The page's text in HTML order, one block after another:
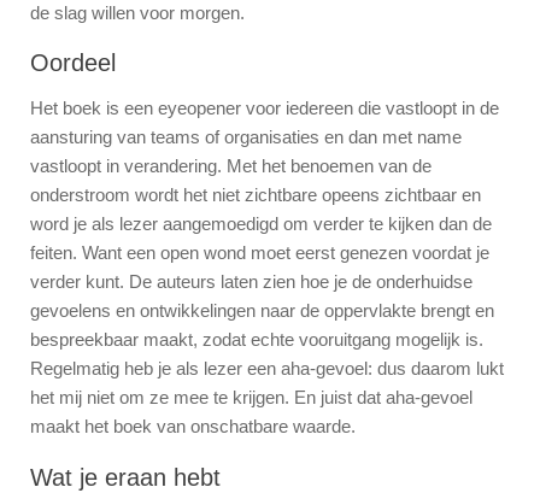
de slag willen voor morgen.
Oordeel
Het boek is een eyeopener voor iedereen die vastloopt in de
aansturing van teams of organisaties en dan met name
vastloopt in verandering. Met het benoemen van de
onderstroom wordt het niet zichtbare opeens zichtbaar en
word je als lezer aangemoedigd om verder te kijken dan de
feiten. Want een open wond moet eerst genezen voordat je
verder kunt. De auteurs laten zien hoe je de onderhuidse
gevoelens en ontwikkelingen naar de oppervlakte brengt en
bespreekbaar maakt, zodat echte vooruitgang mogelijk is.
Regelmatig heb je als lezer een aha-gevoel: dus daarom lukt
het mij niet om ze mee te krijgen. En juist dat aha-gevoel
maakt het boek van onschatbare waarde.
Wat je eraan hebt